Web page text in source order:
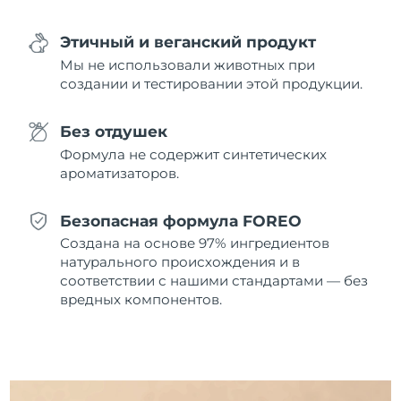
Этичный и веганский продукт
Мы не использовали животных при
создании и тестировании этой продукции.
Без отдушек
Формула не содержит синтетических
ароматизаторов.
Безопасная формула FOREO
Создана на основе 97% ингредиентов
натурального происхождения и в
соответствии с нашими стандартами — без
вредных компонентов.
Нидерланды
Ожидаемая дата доставки
Норвегия
Ожидаемая дата доставки
Оман
Филиппины
Ожидаемая дата доставки
11/08/2026
08/08/2026